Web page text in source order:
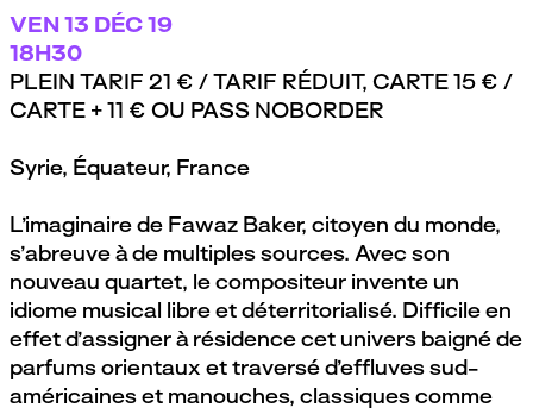
VEN13 DÉC 19
18H30
PLEIN TARIF 21 € / TARIF RÉDUIT, CARTE 15 € /
CARTE + 11 € OU PASS NOBORDER
Syrie, Équateur, France
L’imaginaire de Fawaz Baker, citoyen du monde,
s’abreuve à de multiples sources. Avec son
nouveau quartet, le compositeur invente un
idiome musical libre et déterritorialisé. Difficile en
effet d’assigner à résidence cet univers baigné de
parfums orientaux et traversé d’effluves sud-
américaines et manouches, classiques comme